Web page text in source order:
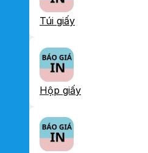
Túi giấy
Hộp giấy